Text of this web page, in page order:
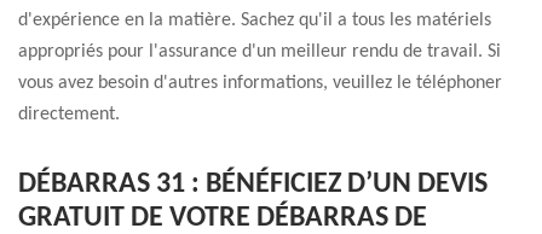
d'expérience en la matière. Sachez qu'il a tous les matériels
appropriés pour l'assurance d'un meilleur rendu de travail. Si
vous avez besoin d'autres informations, veuillez le téléphoner
directement.
DÉBARRAS 31 : BÉNÉFICIEZ D’UN DEVIS
GRATUIT DE VOTRE DÉBARRAS DE